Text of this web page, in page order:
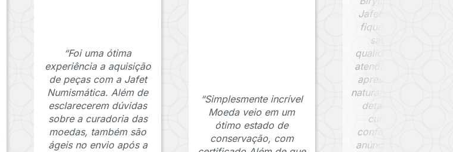
“Foi uma ótima
experiência a aquisição
de peças com a Jafet
Numismática. Além de
esclarecerem dúvidas
sobre a curadoria das
moedas, também são
ágeis no envio após a
“Simplesmente incrível
Moeda veio em um
ótimo estado de
conservação, com
Jafet Numismática, e
fiquei extremamente
satisfeito com a
qualidade da peça e
atendimento. A
apresenta uma
natural bem
detalhes visíveis da
cunhagem e está
conforme descrito
anúncio. O